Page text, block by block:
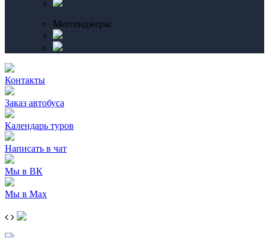
Мессенджеры:
Контакты
Заказ автобуса
Календарь туров
Написать в чат
Мы в ВК
Мы в Max